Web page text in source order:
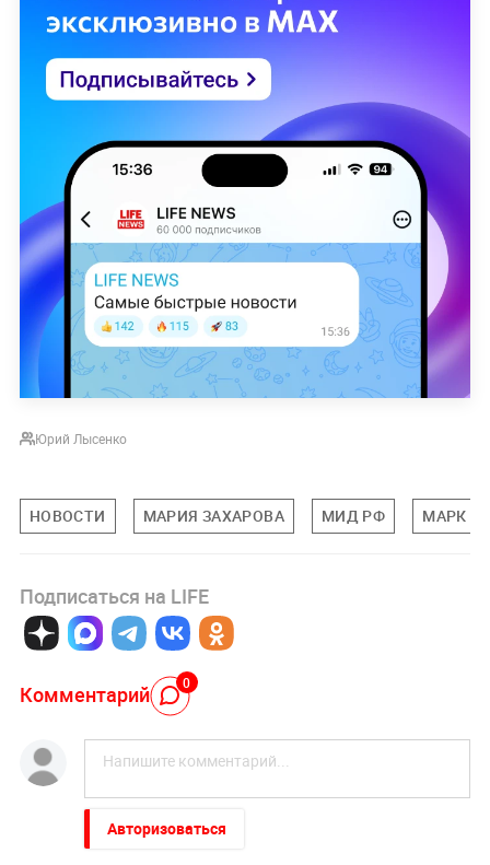
Юрий Лысенко
НОВОСТИ МАРИЯ ЗАХАРОВА МИД РФ МАРК
Подписаться на LIFE
Комментарий 0
Авторизоваться